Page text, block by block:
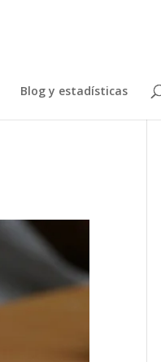
Blog y estadísticas